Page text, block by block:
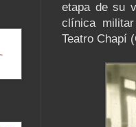
etapa de su
clínica
Teatro Chapí